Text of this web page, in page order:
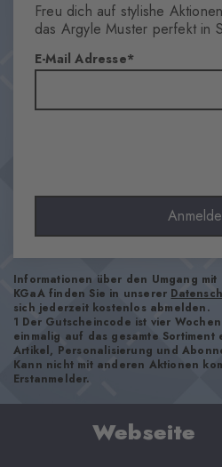
Optik
Gerippt
keine
Sohle
Normal
Freu dich auf stylishe
das Argyle Muster perfekt in
E-Mail Adresse
Informationen über den Umgang mit
KGaA finden Sie in unserer
sich jederzeit kostenlos abmelden.
1 Der Gutscheincode ist vier
einmalig auf das gesamte Sortiment
Artikel, Personalisierung und
Kann nicht mit anderen Aktionen
Erstanmelder.
Webseite